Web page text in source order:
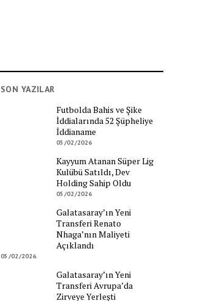
SON YAZILAR
Futbolda Bahis ve Şike
İddialarında 52 Şüpheliye
İddianame
05/02/2026
Kayyum Atanan Süper Lig
Kulübü Satıldı, Dev
Holding Sahip Oldu
05/02/2026
Galatasaray’ın Yeni
Transferi Renato
Nhaga’nın Maliyeti
Açıklandı
05/02/2026
Galatasaray’ın Yeni
Transferi Avrupa’da
Zirveye Yerleşti